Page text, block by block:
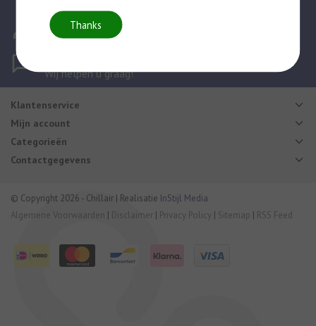
Mijn account
Log in of maak een account aan
Wij helpen u graag!
Klantenservice
Mijn account
Categorieën
Contactgegevens
© Copyright 2026 - Chillair | Realisatie InStijl Media
Algemene Voorwaarden | Disclaimer | Privacy Policy | Sitemap | RSS Feed
Thanks